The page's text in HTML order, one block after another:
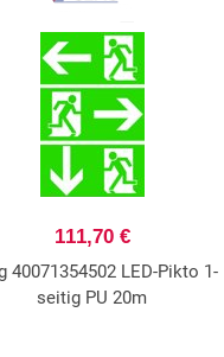
111,70 €
40071354502 LED-Pikto 1-
seitig PU 20m